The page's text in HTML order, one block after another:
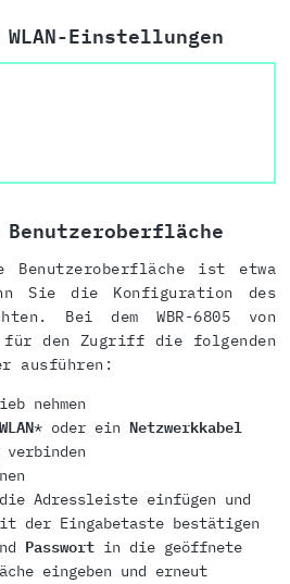
Einstellungen
ist etwa
Sie die Konfiguration des
Bei dem WBR-6805 von
für den Zugriff die folgenden
ausführen:
nehmen
WLAN* oder ein Netzwerkkabel
verbinden
Adressleiste einfügen und
der Eingabetaste bestätigen
Passwortin die geöffnete
eingeben und erneut